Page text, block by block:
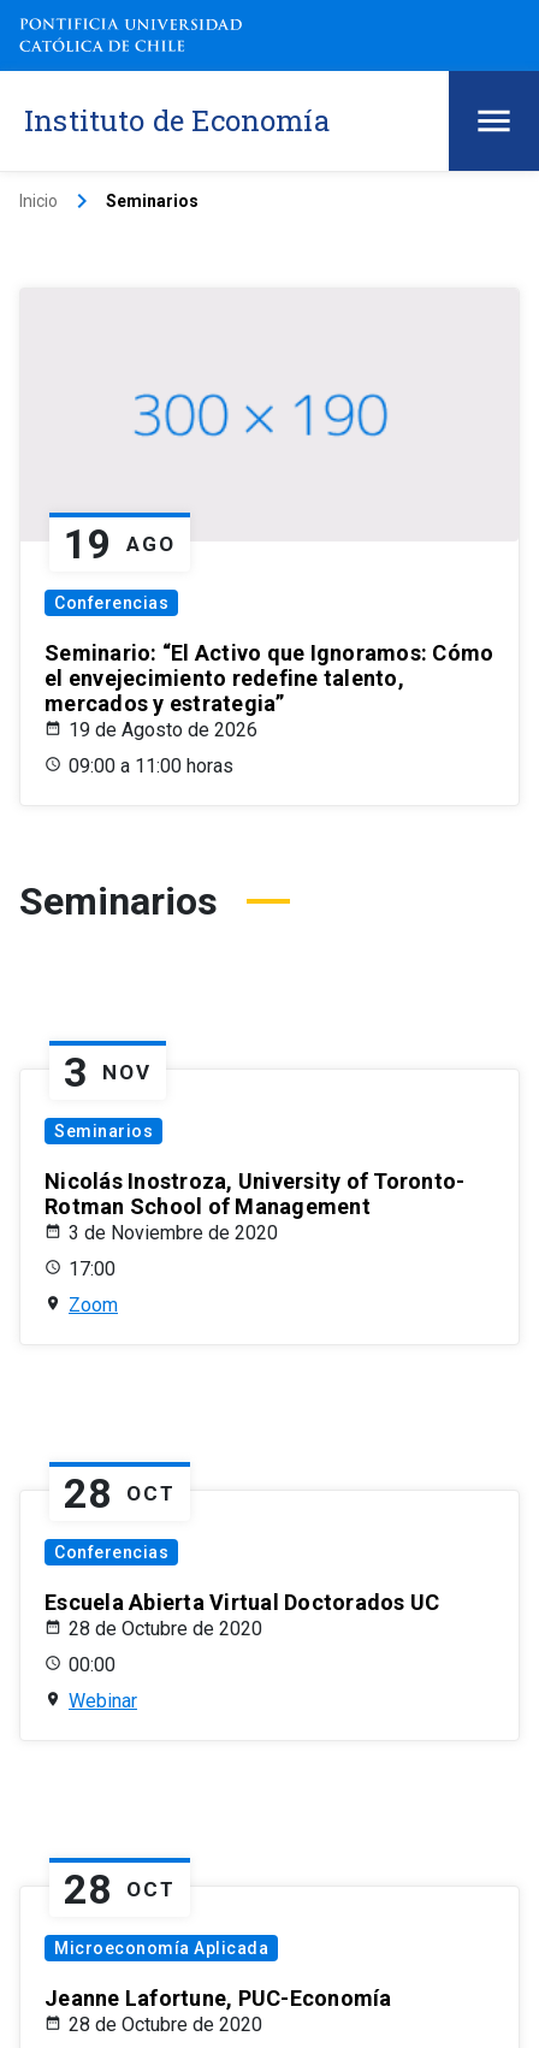
Instituto de Economía
Inicio keyboard_arrow_right Seminarios
19 AGO
Conferencias
Seminario: “El Activo que Ignoramos: Cómo
el envejecimiento redefine talento,
mercados y estrategia”
19 de Agosto de 2026
09:00 a 11:00 horas
Seminarios
3 NOV
Seminarios
Nicolás Inostroza, University of Toronto-
Rotman School of Management
3 de Noviembre de 2020
17:00
Zoom
28 OCT
Conferencias
Escuela Abierta Virtual Doctorados UC
28 de Octubre de 2020
00:00
Webinar
28 OCT
Microeconomía Aplicada
Jeanne Lafortune, PUC-Economía
28 de Octubre de 2020